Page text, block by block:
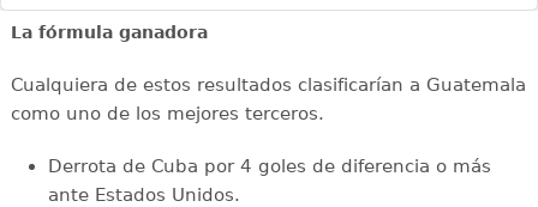
La fórmula ganadora
Cualquiera de estos resultados clasificarían a Guatemala
como uno de los mejores terceros.
Derrota de Cuba por 4 goles de diferencia o más
ante Estados Unidos.